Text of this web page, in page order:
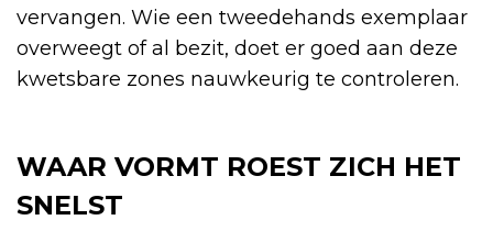
vervangen. Wie een tweedehands exemplaar
overweegt of al bezit, doet er goed aan deze
kwetsbare zones nauwkeurig te controleren.
WAAR VORMT ROEST ZICH HET
SNELST